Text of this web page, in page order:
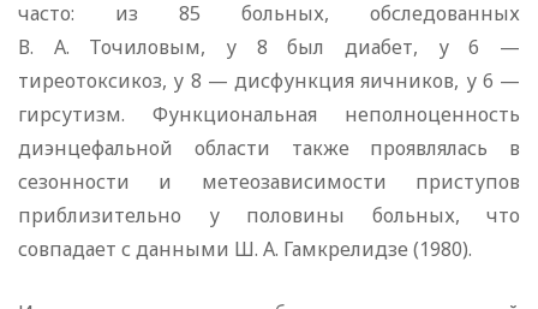
часто: из 85 больных, обследованных
В. А. Точиловым, у 8 был диабет, у 6 —
тиреотоксикоз, у 8 — дисфункция яичников, у 6 —
гирсутизм. Функциональная неполноценность
диэнцефальной области также проявлялась в
сезонности и метеозависимости приступов
приблизительно у половины больных, что
совпадает с данными Ш. А. Гамкрелидзе (1980).